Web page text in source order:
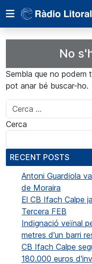
No
Sembla que no podem
pot anar bé buscar-ho.
Cerca:
Cerca
RECENT POSTS
Antoni Guardiola
de Moraira
El CB Ifach Calpe
Tercera FEB
Indignació veïnal
metres d'un barri
CB Ifach Calpe
180.000 euros